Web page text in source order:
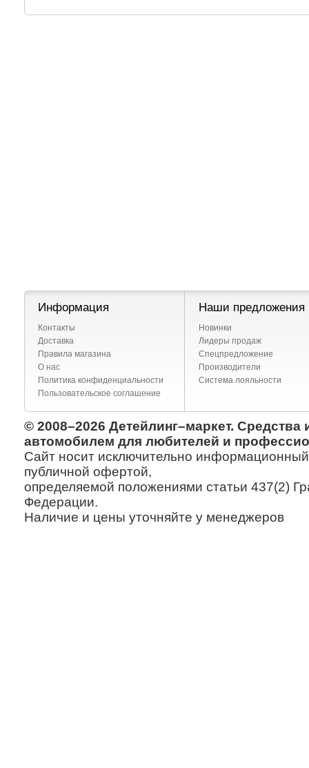
Информация
Контакты
Доставка
Правила магазина
О нас
Политика конфиденциальности
Пользовательское соглашение
Наши предложения
Новинки
Лидеры продаж
Спецпредложение
Производители
Система лояльности
© 2008–2026 Детейлинг–маркет. Средства
автомобилем для любителей и
Сайт носит исключительно информационный
публичной офертой,
определяемой положениями статьи 437(2)
Федерации.
Наличие и цены уточняйте у менеджеров